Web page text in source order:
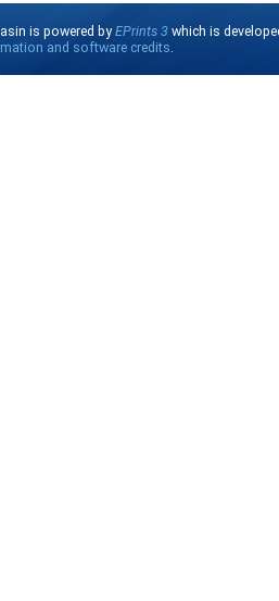
is powered byEPrints 3 which is
and software credits.